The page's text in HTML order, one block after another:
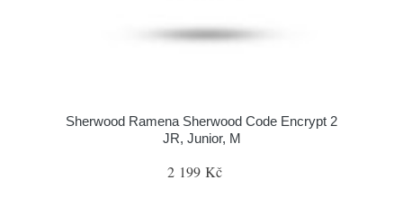
Sherwood Ramena Sherwood Code Encrypt 2
JR, Junior, M
2 199 Kč